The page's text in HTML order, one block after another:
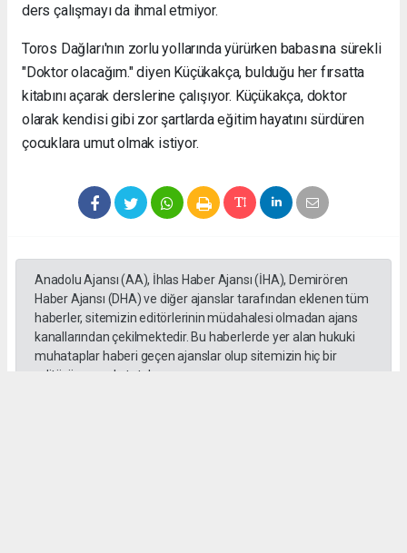
ders çalışmayı da ihmal etmiyor.
Toros Dağları'nın zorlu yollarında yürürken babasına sürekli
"Doktor olacağım." diyen Küçükakça, bulduğu her fırsatta
kitabını açarak derslerine çalışıyor. Küçükakça, doktor
olarak kendisi gibi zor şartlarda eğitim hayatını sürdüren
çocuklara umut olmak istiyor.
Anadolu Ajansı (AA), İhlas Haber Ajansı (İHA), Demirören
Haber Ajansı (DHA) ve diğer ajanslar tarafından eklenen tüm
haberler, sitemizin editörlerinin müdahalesi olmadan ajans
kanallarından çekilmektedir. Bu haberlerde yer alan hukuki
muhataplar haberi geçen ajanslar olup sitemizin hiç bir
editörü sorumlu tutulamaz...